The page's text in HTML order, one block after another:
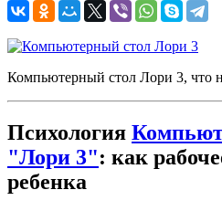
Компьютерный стол Лори 3, что
Психология
"Лори 3": как
ребенка